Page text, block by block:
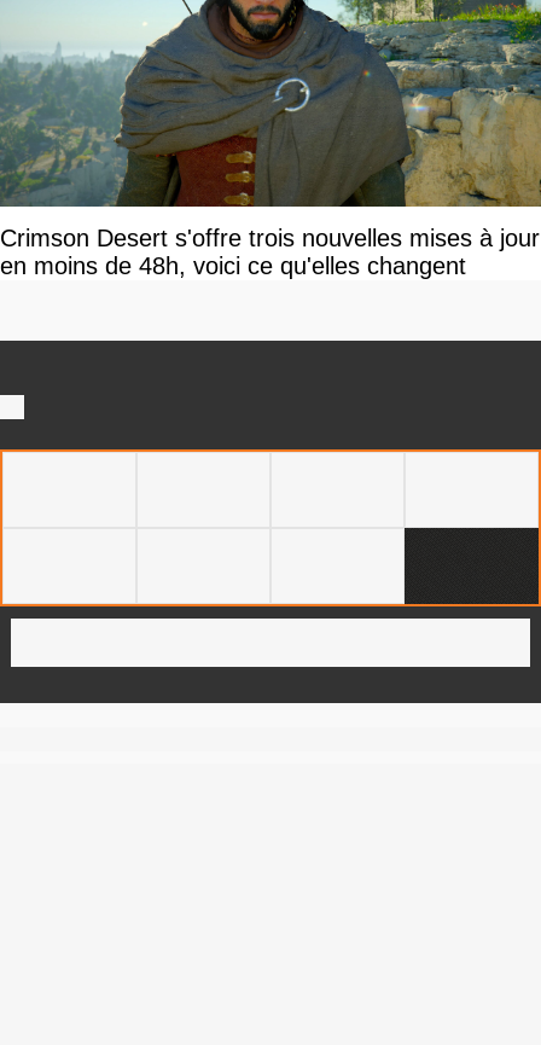
Crimson Desert s'offre trois nouvelles mises à jour
en moins de 48h, voici ce qu'elles changent